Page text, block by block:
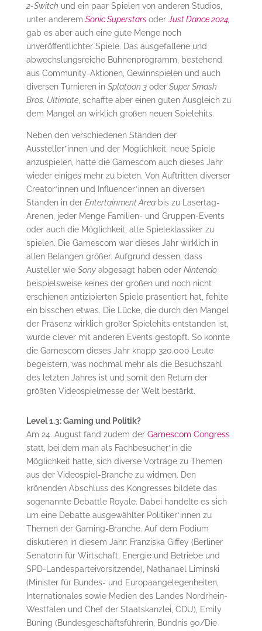
2-Switch und ein paar Spielen von anderen Studios,
unter anderem Sonic Superstars oder Just Dance 2024,
gab es aber auch eine gute Menge noch
unveröffentlichter Spiele. Das ausgefallene und
abwechslungsreiche Bühnenprogramm, bestehend
aus Community-Aktionen, Gewinnspielen und auch
diversen Turnieren in Splatoon 3oder Super Smash
Bros. Ultimate, schaffte aber einen guten Ausgleich zu
dem Mangel an wirklich großen neuen Spielehits.
Neben den verschiedenen Ständen der
Aussteller*innen und der Möglichkeit, neue Spiele
anzuspielen, hatte die Gamescom auch dieses Jahr
wieder einiges mehr zu bieten. Von Auftritten diverser
Creator*innen und Influencer*innen an diversen
Ständen in der Entertainment Areabis zu Lasertag-
Arenen, jeder Menge Familien- und Gruppen-Events
oder auch die Möglichkeit, alte Spieleklassiker zu
spielen. Die Gamescom war dieses Jahr wirklich in
allen Belangen größer. Aufgrund dessen, dass
Austeller wie Sonyabgesagt haben oder Nintendo
beispielsweise keines der großen und noch nicht
erschienen antizipierten Spiele präsentiert hat, fehlte
ein bisschen etwas. Die Lücke, die durch den Mangel
der Präsenz wirklich großer Spielehits entstanden ist,
wurde clever mit anderen Events gestopft. So konnte
die Gamescom dieses Jahr knapp 320.000 Leute
begeistern, was nochmal mehr als die Besuchszahl
des letzten Jahres ist und somit den Return der
größten Videospielmesse der Welt bestärkt.
Level 1.3: Gaming und Politik?
Am 24. August fand zudem der Gamescom Congress
statt, bei dem man als Fachbesucher*in die
Möglichkeit hatte, sich diverse Vorträge zu Themen
aus der Videospiel-Branche zu widmen. Den
krönenden Abschluss des Kongresses bildete das
sogenannte Debattle Royale. Dabei handelte es sich
um eine Debatte ausgewählter Politiker*innen zu
Themen der Gaming-Branche. Auf dem Podium
diskutieren in diesem Jahr: Franziska Giffey (Berliner
Senatorin für Wirtschaft, Energie und Betriebe und
SPD-Landesparteivorsitzende), Nathanael Liminski
(Minister für Bundes- und Europaangelegenheiten,
Internationales sowie Medien des Landes Nordrhein-
Westfalen und Chef der Staatskanzlei, CDU), Emily
Büning (Bundesgeschäftsführerin, Bündnis 90/Die